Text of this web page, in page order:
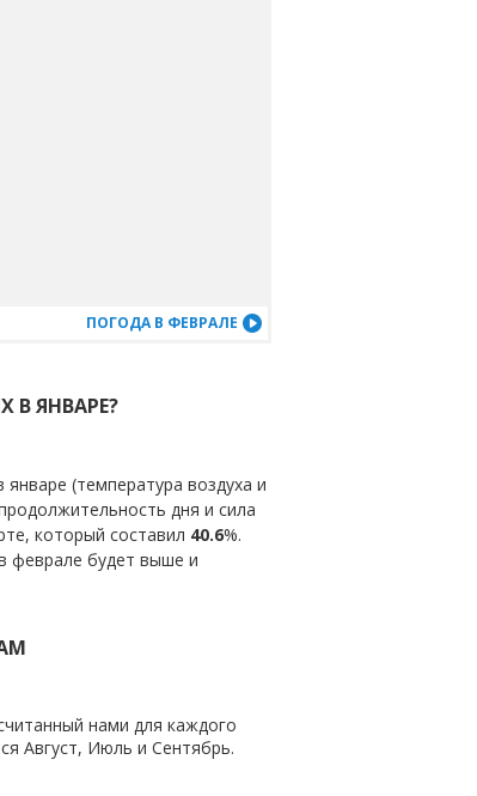
ПОГОДА В ФЕВРАЛЕ
ЯНВАРЕ?
(температура воздуха и
дня и сила
который составил 40.6%.
феврале будет выше и
нами для каждого
Август, Июль и Сентябрь.